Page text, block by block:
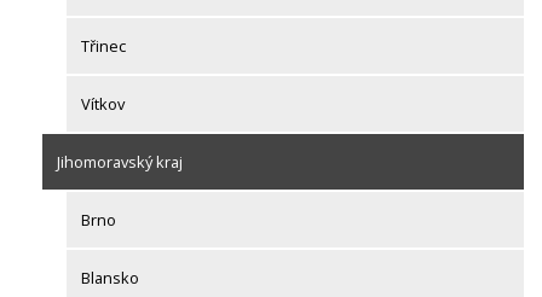
Třinec
Vítkov
Jihomoravský kraj
Brno
Blansko